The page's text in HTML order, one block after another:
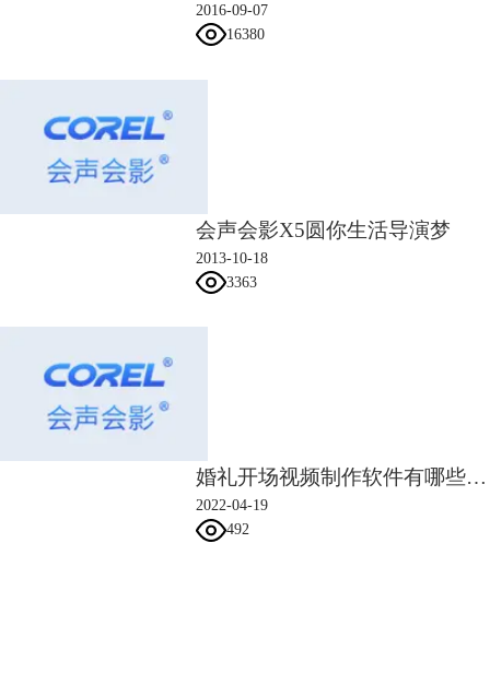
8.在4:12的时候设置第二个关键帧，大小调至40，旋转Y调至-20，点击确
2016-09-07
16380
会声会影X5圆你生活导演梦
2013-10-18
3363
婚礼开场视频制作软件有哪些 婚礼开场视频制作教程
2022-04-19
492